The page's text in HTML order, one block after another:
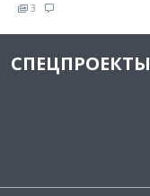
3
СПЕЦПРОЕКТЫ